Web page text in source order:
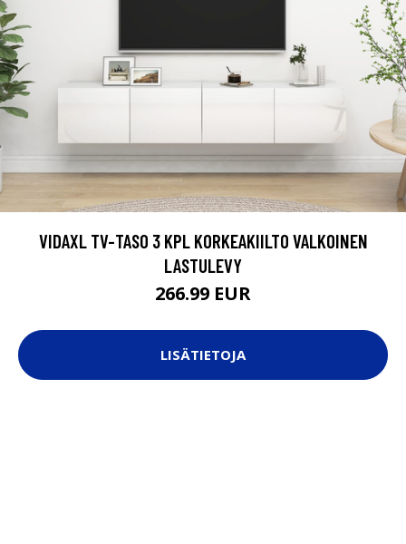
VIDAXL TV-TASO 3 KPL KORKEAKIILTO VALKOINEN
LASTULEVY
266.99 EUR
LISÄTIETOJA